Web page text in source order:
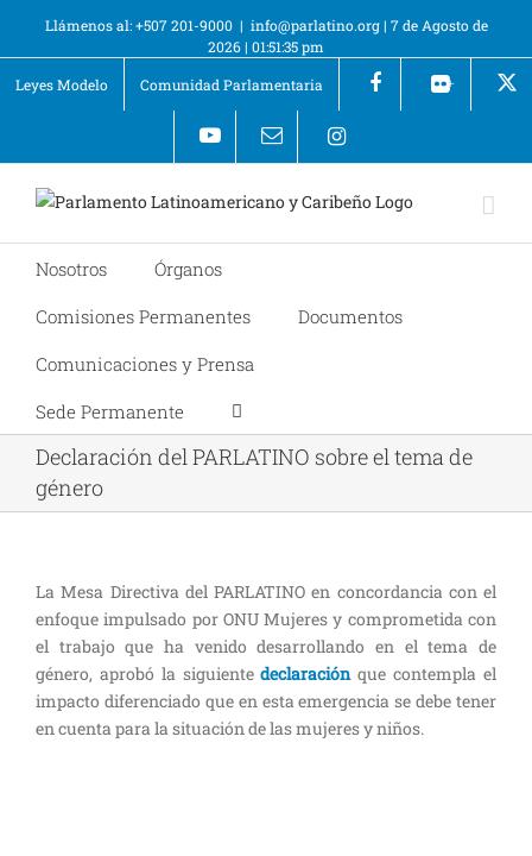
Llámenos al: +507 201-9000 | info@parlatino.org| 7 de Agosto de
2026| 01:51:35 pm
Leyes Modelo
Comunidad Parlamentaria +
Nosotros
Órganos
Comisiones Permanentes
Documentos
Comunicaciones y Prensa
Sede Permanente
Declaración del PARLATINO sobre el tema de
género
La Mesa Directiva del PARLATINO en concordancia con el
enfoque impulsado por ONU Mujeres y comprometida con
el trabajo que ha venido desarrollando en el tema de
género, aprobó la siguientedeclaraciónque contempla el
impacto diferenciado que en esta emergencia se debe tener
en cuenta para la situación de las mujeres y niños.